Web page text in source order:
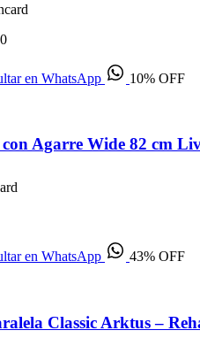
en WhatsApp 10% OFF
Agarre Wide 82 cm
en WhatsApp 43% OFF
Classic Arktus –